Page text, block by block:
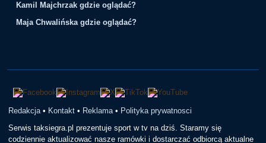
Kamil Majchrzak gdzie oglądać?
Maja Chwalińska gdzie oglądać?
Redakcja • Kontakt • Reklama • Polityka prywatnosci
Serwis taksiegra.pl prezentuje sport w tv na dziś. Staramy się
codziennie aktualizować nasze ramówki i dostarczać odbiorcą aktualne